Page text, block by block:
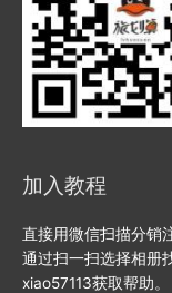
加入教程
直接用微信扫描分销
通过扫一扫选择相册
xiao57113获取帮助。